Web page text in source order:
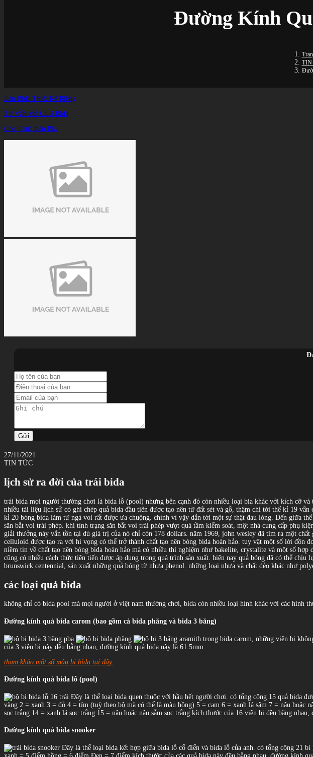
Đường Kính
TIN
Bàn Bida Thiết Kế Riêng
Tư Vấn Mở CLB Bida
Cho Thuê Bàn Bia
Gửi
27/11/2021
TIN TỨC
lịch sử ra đời của trái bida
trái bida mọi người thường chơi là bida lỗ (pool) nhưng bên cạnh đó còn nhiều loại bia khác với kích cỡ
nhiều tài liệu lịch sử có ghi chép quả bida đầu tiên được tạo nên từ đất sét và gỗ, thậm chí tới thế kỉ 19
kỉ 20 bóng bida làm từ ngà voi rất được ưa chuộng. chính vì vậy dẫn tới một sự thật đau lòng. Đến giữa
săn bắt voi trái phép. khi tình trạng săn bắt voi trái phép vượt quá tầm kiểm soát, một nhà cung cấp phụ
giải thưởng này vẫn tồn tại dù giá trị của nó chỉ còn 178 dollars. năm 1969, john wesley đã tìm ra một
celluloid được tạo ra với hi vọng có thể trở thành chất tạo nên bóng bida hoàn hảo. tuy vật một số lời đồn
niềm tin về chất tạo nên bóng bida hoàn hảo mà có nhiều thí nghiệm như bakelite, crystalite và một số
cũng có nhiều cách thức tiên tiến được áp dụng trong quá trình sản xuất. hiện nay quả bóng đã có thể
brunswick centennial, sản xuất những quả bóng từ nhựa phenol. những loại nhựa và chất dẻo khác như
các loại quả bida
không chỉ có bida pool mà mọi người ở việt nam thường chơi, bida còn nhiều loại hình khác với các hình
Đường kính quả bida carom (bao gồm cả bida phăng và bida 3 băng)
trong bida carom, những viên bi
của 3 viên bi này đều bằng nhau, đường kính quả bida này là 61.5mm.
tham khảo một số mẫu bi bida tại đây.
Đường kính quả bida lỗ (pool)
Đây là thể loại bida quen thuộc với hầu hết người chơi. có tổng cộng 15 quả bida
vàng 2 = xanh 3 = đỏ 4 = tím (tuỳ theo bộ mà có thể là màu hồng) 5 = cam 6 = xanh lá sậm 7 = nâu hoặc
sọc trắng 14 = xanh lá sọc trắng 15 = nâu hoặc nâu sẫm sọc trắng kích thước của 16 viên bi đều băng
Đường kính quả bida snooker
Đây là thể loại bida kết hợp giữa bida lỗ cổ điển và bida lỗ của anh. có tổng cộng 21